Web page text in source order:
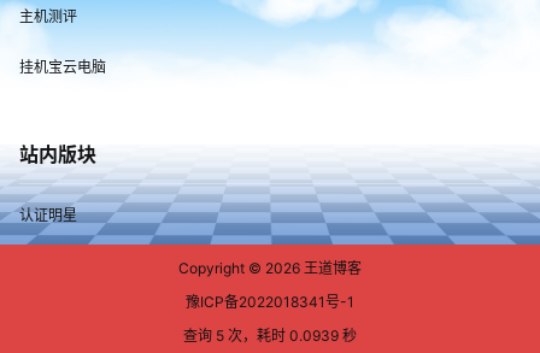
主机测评
挂机宝云电脑
站内版块
认证明星
Copyright © 2026 王道博客
豫ICP备2022018341号-1
查询 5 次，耗时 0.0939 秒